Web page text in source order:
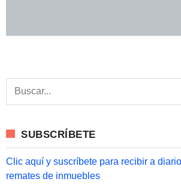
a
h
o
:
SUBSCRÍBETE
Clic aquí y suscríbete para recibir a
remates de inmuebles